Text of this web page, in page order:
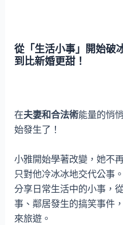
從「生活小事」開始破
到比新婚更甜！
在夫妻和合法術能量的悄
始發生了！
小雅開始學著改變，她不
只對他冷冰冰地交代公事
分享日常生活中的小事，
事、鄰居發生的搞笑事件
來旅遊。